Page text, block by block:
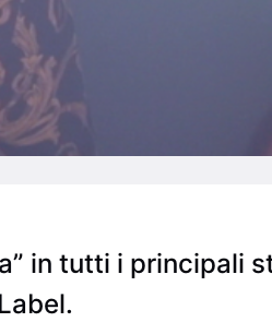
in tutti i principali